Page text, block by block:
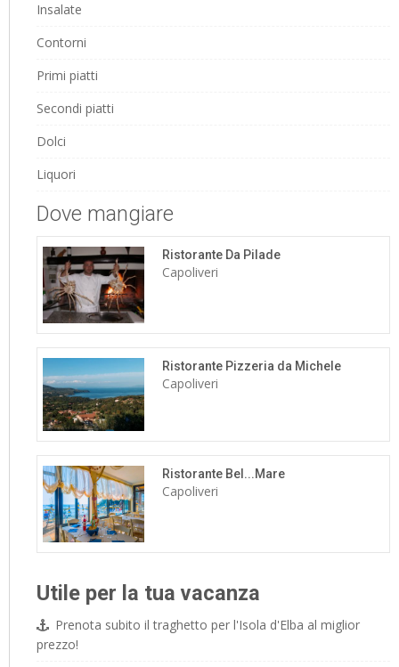
Insalate
Contorni
Primi piatti
Secondi piatti
Dolci
Liquori
Dove mangiare
Ristorante Da Pilade
Capoliveri
Ristorante Pizzeria da Michele
Capoliveri
Ristorante Bel...Mare
Capoliveri
Utile per la tua vacanza
Prenota subito il traghetto per l'Isola d'Elba al miglior
prezzo!